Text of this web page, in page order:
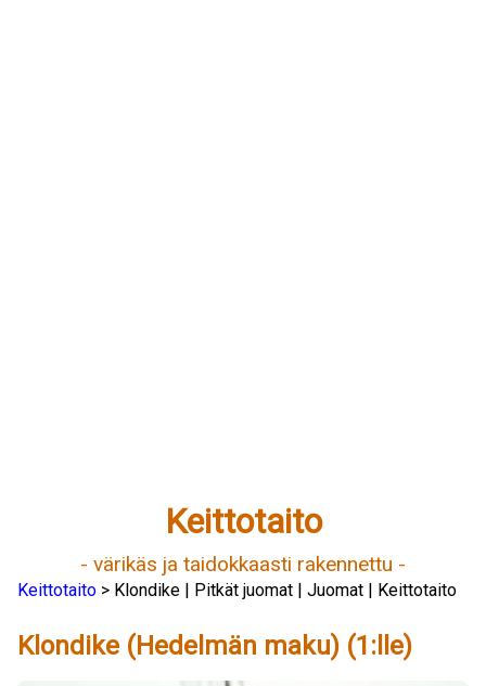
Keittotaito
- värikäs ja taidokkaasti rakennettu -
Keittotaito > Klondike | Pitkät juomat | Juomat | Keittotaito
Klondike (Hedelmän maku) (1:lle)